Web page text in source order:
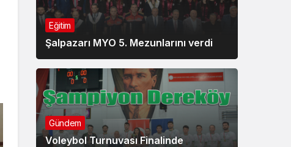
Eğitim
Şalpazarı MYO 5. Mezunlarını verdi
Gündem
Voleybol Turnuvası Finalinde